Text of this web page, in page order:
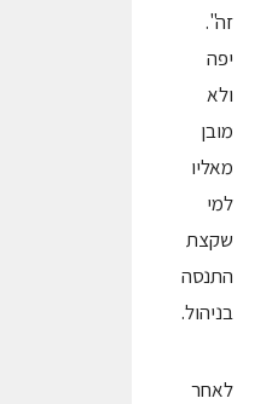
זה".
יפה
ולא
מובן
מאליו
למי
שקצת
התנסה
בניהול.
לאחר